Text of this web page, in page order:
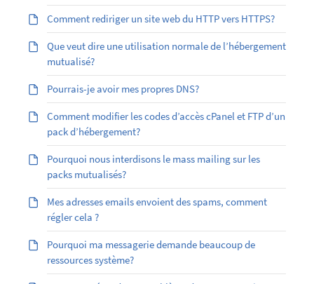
Comment rediriger un site web du HTTP vers HTTPS?
Que veut dire une utilisation normale de l’hébergement
mutualisé?
Pourrais-je avoir mes propres DNS?
Comment modifier les codes d’accès cPanel et FTP d’un
pack d’hébergement?
Pourquoi nous interdisons le mass mailing sur les
packs mutualisés?
Mes adresses emails envoient des spams, comment
régler cela ?
Pourquoi ma messagerie demande beaucoup de
ressources système?